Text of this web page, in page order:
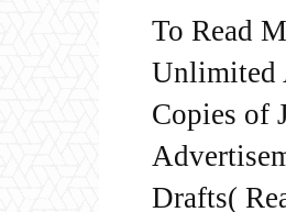
To Read
Unlimited
Copies of
Drafts(